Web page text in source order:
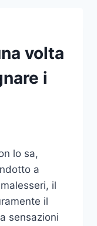
volta
i
lo sa,
a
il
il
sensazioni